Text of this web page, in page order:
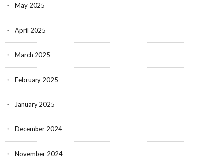
May 2025
April 2025
March 2025
February 2025
January 2025
December 2024
November 2024